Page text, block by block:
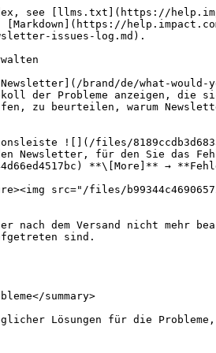
für Newsletter-Probleme</summary>

Nachfolgend finden Sie eine Liste möglicher Lösungen für die Probleme, die auftreten können, wenn Ihr Newsletter nicht erfolgreich an Kontakte gesendet wurde.

| Problem                                                                                                                                | Lösung                                                                                                                                                                                                                                                                                                                                                                                                                                                                                                                                                                                                                                                                  |
| -------------------------------------------------------------------------------------------------------------------------------------- | ----------------------------------------------------------------------------------------------------------------------------------------------------------------------------------------------------------------------------------------------------------------------------------------------------------------------------------------------------------------------------------------------------------------------------------------------------------------------------------------------------------------------------------------------------------------------------------------------------------------------------------------------------------------------- |
| Der Kontakt hat keine E-Mail-Adresse                                                                                                   | <p>Fügen Sie in Ihrer <a href="https://app.impact.com/secure/advertiser/engage/